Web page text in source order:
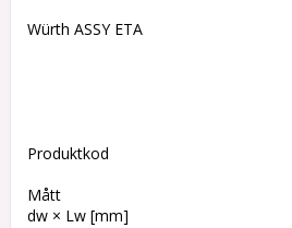
Würth ASSY ETA
Produktkod
Mått
dw × Lw [mm]